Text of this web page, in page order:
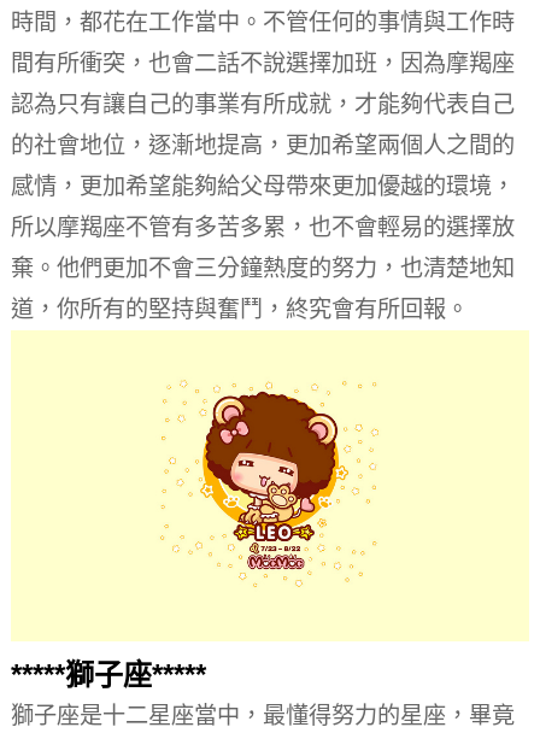
時間，都花在工作當中。 不管任何的事情與工作時
間有所衝突，也會二話不說選擇加班，因為摩羯座
認為只有讓自己的事業有所成就，才能夠代表自己
的社會地位，逐漸地提高，更加希望兩個人之間的
感情，更加希望能夠給父母帶來更加優越的環境，
所以摩羯座不管有多苦多累，也不會輕易的選擇放
棄。 他們更加不會三分鐘熱度的努力，也清楚地知
道，你所有的堅持與奮鬥，終究會有所回報。
*****獅子座*****
獅子座是十二星座當中，最懂得努力的星座，畢竟